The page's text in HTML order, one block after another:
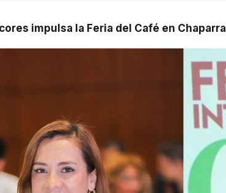
impulsa la Feria del Café en Chaparral